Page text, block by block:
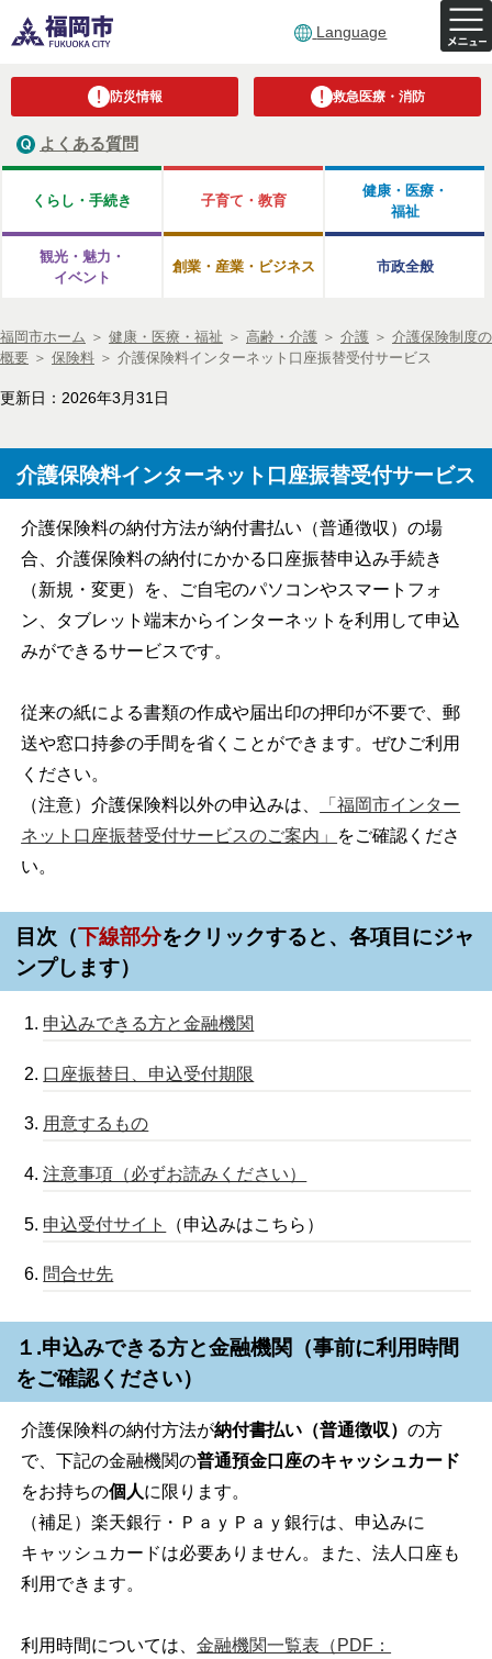
Language
防災情報 救急医療・消防
よくある質問
くらし・手続き 子育て・教育
健康・医療・
福祉
観光・魅力・
イベント
創業・産業・ビジネス 市政全般
福岡市ホーム ＞ 健康・医療・福祉 ＞ 高齢・介護 ＞ 介護 ＞ 介護保険制度の
概要 ＞ 保険料 ＞ 介護保険料インターネット口座振替受付サービス
更新日：2026年3月31日
介護保険料インターネット口座振替受付サービス
介護保険料の納付方法が納付書払い（普通徴収）の場
合、介護保険料の納付にかかる口座振替申込み手続き
（新規・変更）を、ご自宅のパソコンやスマートフォ
ン、タブレット端末からインターネットを利用して申込
みができるサービスです。
従来の紙による書類の作成や届出印の押印が不要で、郵
送や窓口持参の手間を省くことができます。ぜひご利用
ください。
（注意）介護保険料以外の申込みは、
「福岡市インター
ネット口座振替受付サービスのご案内」
をご確認くださ
い。
目次（下線部分をクリックすると、各項目にジャ
ンプします）
申込みできる方と金融機関
口座振替日、申込受付期限
用意するもの
注意事項（必ずお読みください）
申込受付サイト （申込みはこちら）
問合せ先
１.申込みできる方と金融機関（事前に利用時間
をご確認ください）
介護保険料の納付方法が納付書払い（普通徴収）の方
で、下記の金融機関の普通預金口座のキャッシュカード
をお持ちの個人に限ります。
（補足）楽天銀行・ＰａｙＰａｙ銀行は、申込みに
キャッシュカードは必要ありません。また、法人口座も
利用できます。
利用時間については、金融機関一覧表（PDF：